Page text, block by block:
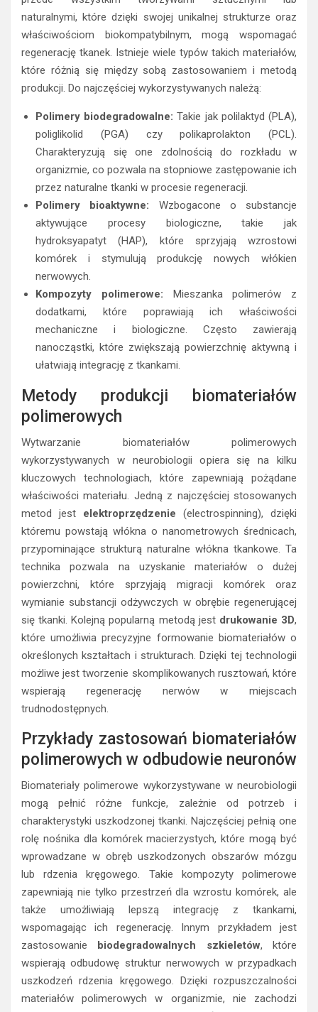
naturalnymi, które dzięki swojej unikalnej strukturze oraz
właściwościom biokompatybilnym, mogą wspomagać
regenerację tkanek. Istnieje wiele typów takich materiałów,
które różnią się między sobą zastosowaniem i metodą
produkcji. Do najczęściej wykorzystywanych należą:
Polimery biodegradowalne: Takie jak polilaktyd (PLA),
poliglikolid (PGA) czy polikaprolakton (PCL).
Charakteryzują się one zdolnością do rozkładu w
organizmie, co pozwala na stopniowe zastępowanie ich
przez naturalne tkanki w procesie regeneracji.
Polimery bioaktywne: Wzbogacone o substancje
aktywujące procesy biologiczne, takie jak
hydroksyapatyt (HAP), które sprzyjają wzrostowi
komórek i stymulują produkcję nowych włókien
nerwowych.
Kompozyty polimerowe: Mieszanka polimerów z
dodatkami, które poprawiają ich właściwości
mechaniczne i biologiczne. Często zawierają
nanocząstki, które zwiększają powierzchnię aktywną i
ułatwiają integrację z tkankami.
Metody produkcji biomateriałów
polimerowych
Wytwarzanie biomateriałów polimerowych
wykorzystywanych w neurobiologii opiera się na kilku
kluczowych technologiach, które zapewniają pożądane
właściwości materiału. Jedną z najczęściej stosowanych
metod jest elektroprzędzenie (electrospinning), dzięki
któremu powstają włókna o nanometrowych średnicach,
przypominające strukturą naturalne włókna tkankowe. Ta
technika pozwala na uzyskanie materiałów o dużej
powierzchni, które sprzyjają migracji komórek oraz
wymianie substancji odżywczych w obrębie regenerującej
się tkanki. Kolejną popularną metodą jest drukowanie 3D,
które umożliwia precyzyjne formowanie biomateriałów o
określonych kształtach i strukturach. Dzięki tej technologii
możliwe jest tworzenie skomplikowanych rusztowań, które
wspierają regenerację nerwów w miejscach
trudnodostępnych.
Przykłady zastosowań biomateriałów
polimerowych w odbudowie neuronów
Biomateriały polimerowe wykorzystywane w neurobiologii
mogą pełnić różne funkcje, zależnie od potrzeb i
charakterystyki uszkodzonej tkanki. Najczęściej pełnią one
rolę nośnika dla komórek macierzystych, które mogą być
wprowadzane w obręb uszkodzonych obszarów mózgu
lub rdzenia kręgowego. Takie kompozyty polimerowe
zapewniają nie tylko przestrzeń dla wzrostu komórek, ale
także umożliwiają lepszą integrację z tkankami,
wspomagając ich regenerację. Innym przykładem jest
zastosowanie
biodegradowalnych szkieletów, które
wspierają odbudowę struktur nerwowych w przypadkach
uszkodzeń rdzenia kręgowego. Dzięki rozpuszczalności
materiałów polimerowych w organizmie, nie zachodzi